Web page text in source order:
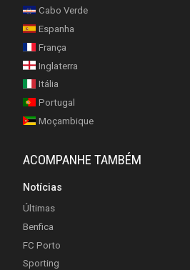
Cabo Verde
Espanha
França
Inglaterra
Itália
Portugal
Moçambique
ACOMPANHE TAMBÉM
Notícias
Últimas
Benfica
FC Porto
Sporting